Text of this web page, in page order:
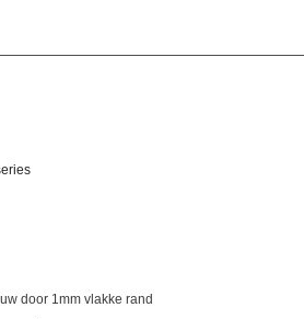
door 1mm vlakke rand